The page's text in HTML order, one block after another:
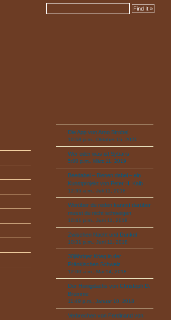
Die App von Arno Strobel
10:58 p.m., Oktober 15, 2021
Wer oder was ist Sybaris
5:00 p.m., März 11, 2019
Beedabei – Bienen dabei – ein
Kunstprojekt von Peter H. Kalb
12:35 a.m., Juli 11, 2018
Worüber du reden kannst darüber
musst du nicht schweigen
10:41 p.m., Juni 11, 2018
Zwischen Nacht und Dunkel
10:31 p.m., Juni 11, 2018
30jähriger Krieg in der
Fränkischen Schweiz
12:00 a.m., Mai 14, 2018
Der Honigdachs von Christoph D.
Brumme
11:49 p.m., Januar 10, 2018
Verbrechen von Ferdinand von